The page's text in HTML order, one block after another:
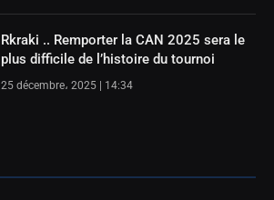
Rkraki .. Remporter la CAN 2025 sera le
plus difficile de l’histoire du tournoi
25 décembre، 2025 | 14:34